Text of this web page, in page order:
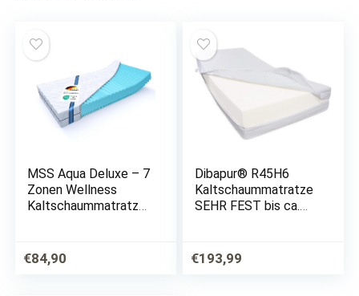
MSS Aqua Deluxe – 7
Zonen Wellness
Kaltschaummatratze
Matratze
Wendematratze
€84,90
Dibapur® R45H6
Kaltschaummatratze
SEHR FEST bis ca.
Gesamthöhe ca. 25
cm (90 x 200 cm)
€193,99